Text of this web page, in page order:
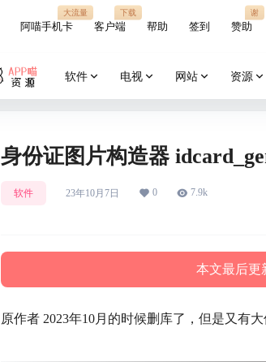
阿喵手机卡
大流量
客户端
下载
帮助 签到 赞助
谢
软件 电视 网站 资源
身份证图片构造器
软件 23年10月7日 0 7.9k
本文最后更
原作者 2023年10月的时候删库了，但是又有